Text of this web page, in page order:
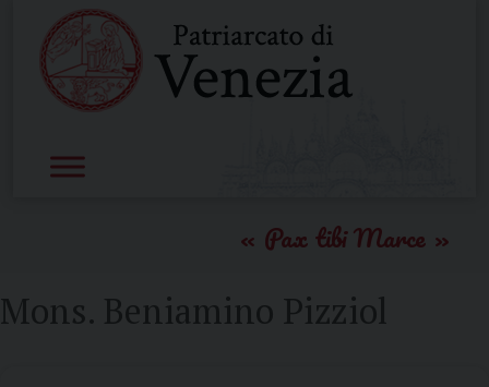
content
Pax tibi Marce
Mons. Beniamino Pizziol